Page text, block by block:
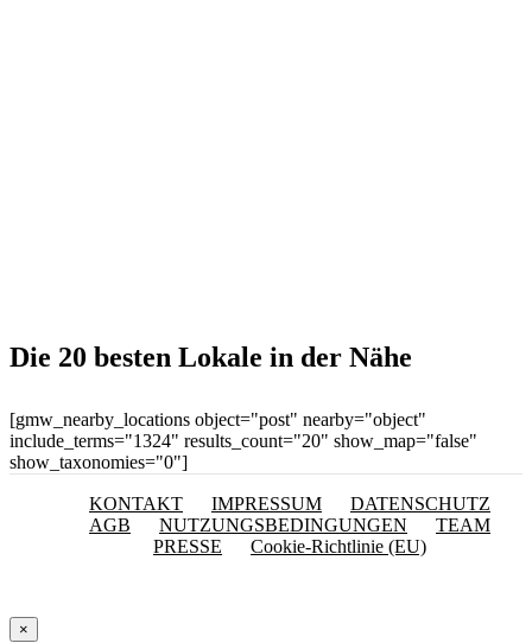
Die 20 besten Lokale in der Nähe
[gmw_nearby_locations object="post" nearby="object"
include_terms="1324" results_count="20" show_map="false"
show_taxonomies="0"]
KONTAKT IMPRESSUM
DATENSCHUTZ
AGB
NUTZUNGSBEDINGUNGEN
TEAM
PRESSE
Cookie-Richtlinie (EU)
×